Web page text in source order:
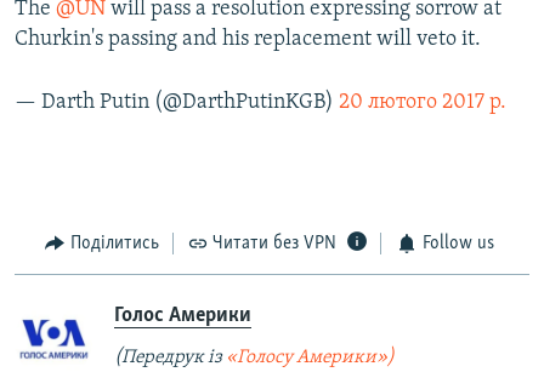
The @UN will pass a resolution expressing sorrow at
Churkin's passing and his replacement will veto it.
— Darth Putin (@DarthPutinKGB) 20 лютого 2017 р.
Поділитись Читати без VPN Follow us
Голос Америки
(Передрук із «Голосу Америки»)